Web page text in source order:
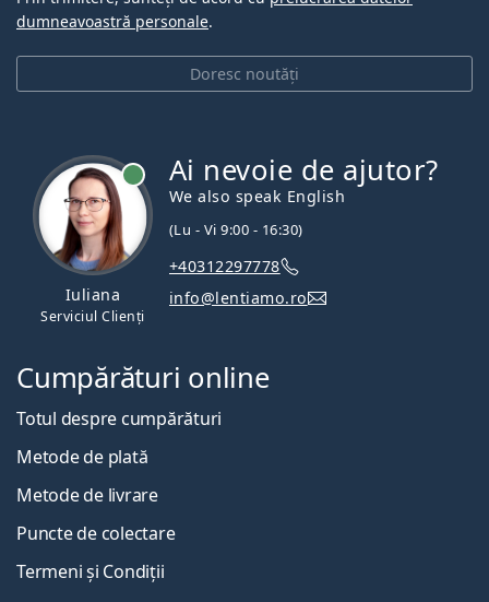
Doresc noutăți
dumneavoastră personale.
Iuliana
Serviciul Clienți
Ai nevoie de ajutor?
We also speak English
(Lu - Vi 9:00 - 16:30)
+40312297778
info@lentiamo.ro
Cumpărături online
Totul despre cumpărături
Metode de plată
Metode de livrare
Puncte de colectare
Termeni și Condiții